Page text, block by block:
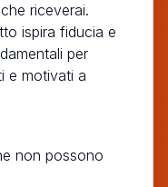
riceverai.
ispira fiducia e
per
e motivati a
non possono